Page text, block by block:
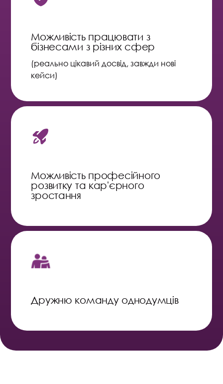
Можливість працювати з
бізнесами з різних сфер
(реально цікавий досвід, завжди нові
кейси)
Можливість професійного
розвитку та кар'єрного
зростання
Дружню команду однодумців